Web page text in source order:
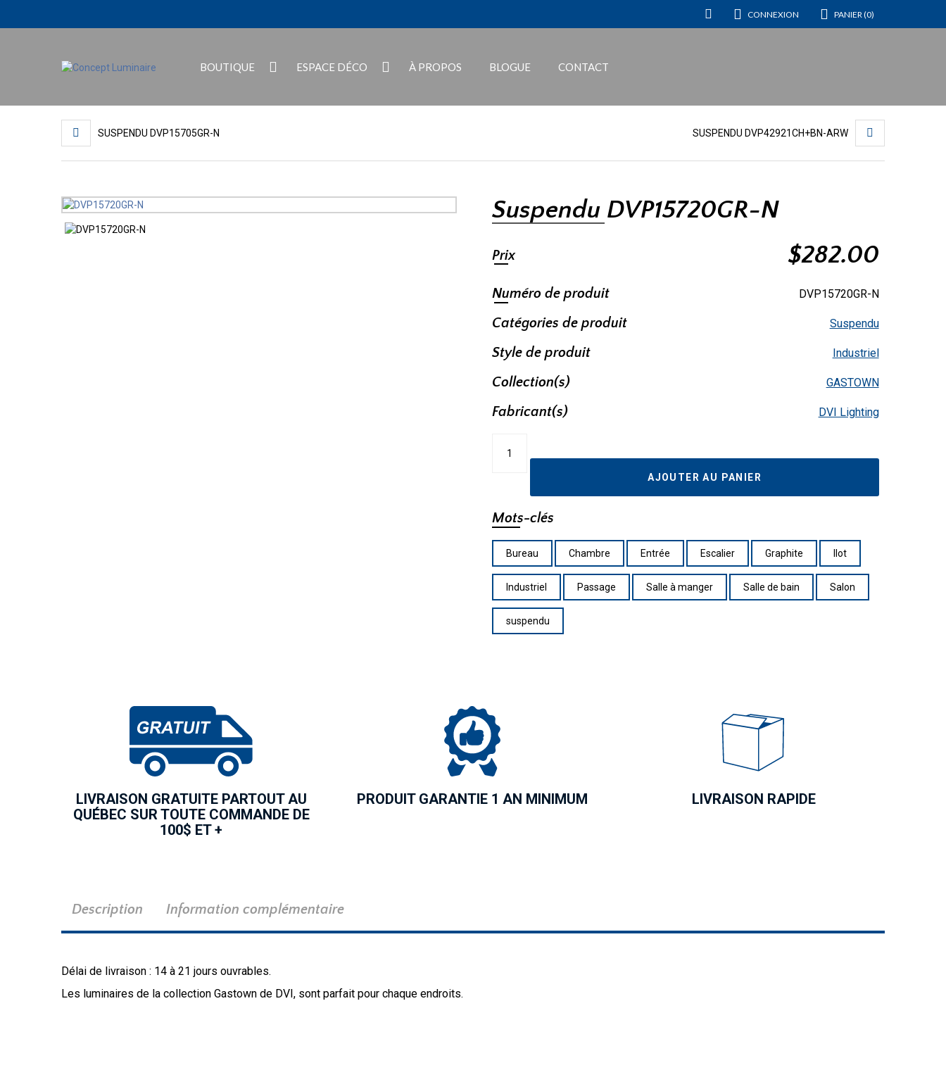
CONNEXION PANIER (0)
BOUTIQUE ESPACE DÉCO À PROPOS BLOGUE CONTACT
SUSPENDU DVP15705GR-N SUSPENDU DVP42921CH+BN-ARW
Suspendu DVP15720GR-N
Prix $282.00
Numéro de produit DVP15720GR-N
Catégories de produit Suspendu
Style de produit Industriel
Collection(s) GASTOWN
Fabricant(s) DVI Lighting
AJOUTER AU PANIER
Mots-clés
Bureau Chambre Entrée Escalier Graphite Ilot
Industriel Passage Salle à manger Salle de bain Salon
suspendu
LIVRAISON GRATUITE PARTOUT AU
QUÉBEC SUR TOUTE COMMANDE DE
100$ ET +
PRODUIT GARANTIE 1 AN MINIMUM LIVRAISON RAPIDE
Description Information complémentaire
Délai de livraison : 14 à 21 jours ouvrables.
Les luminaires de la collection Gastown de DVI, sont parfait pour chaque endroits.